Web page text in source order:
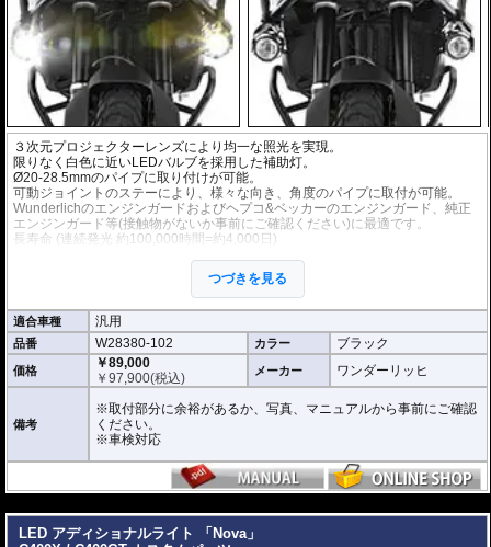
３次元プロジェクターレンズにより均一な照光を実現。
限りなく白色に近いLEDバルブを採用した補助灯。
Ø20-28.5mmのパイプに取り付けが可能。
可動ジョイントのステーにより、様々な向き、角度のパイプに取付が可能。
Wunderlichのエンジンガードおよびヘプコ&ベッカーのエンジンガード、純正
エンジンガード等(接触物がないか事前にご確認ください)に最適です。
長寿命 (連続発光 約100,000時間=約4,000日)
こちらのキットのスイッチはテルテールがありませんが下記を根拠に車検対応
です。(自動車技術総合機構に確認済み)
自動車技術総合機構審査事務規程
・操縦装置 性能要件 書面等による審査 第7章 7-12-1-2 (2) / 第8章 8-12
-1 (4)
・前部霧灯 取付要件 視認等による審査 第7章 7-70-3 (1) / 第8章 8-70-3
つづきを見る
適合車種 汎用
品番 W28380-102 カラー ブラック
価格
￥89,000
￥97,900(税込) メーカー ワンダーリッヒ
備考
※取付部分に余裕があるか、写真、マニュアルから事前にご確認
ください。
※車検対応
LED アディショナルライト 「Nova」